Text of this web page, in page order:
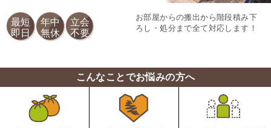
最短
即日
年中
無休
立会
不要
お部屋からの搬出から階段積み下
ろし・処分まで全て対応します！
こんなことでお悩みの方へ